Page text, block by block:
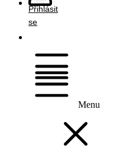
Přihlásit
se
Menu